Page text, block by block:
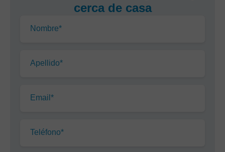
cerca de casa
Nombre*
Apellido*
Email*
Teléfono*